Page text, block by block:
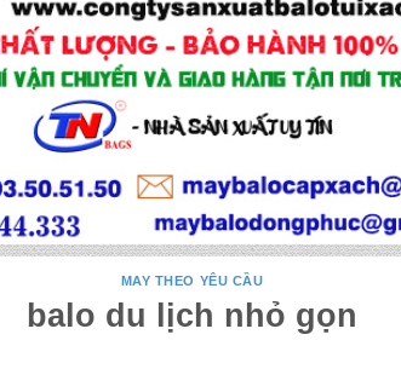
MAY THEO YÊU CẦU
balo du lịch nhỏ gọn